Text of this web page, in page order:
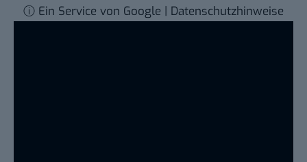
ⓘ Ein Service von Google | Datenschutzhinweise